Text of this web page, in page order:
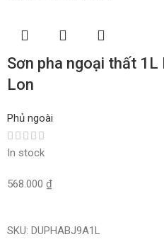
Sơn pha ngoại thất 1L
Lon
Phủ ngoài
In stock
568.000 ₫
SKU: DUPHABJ9A1L